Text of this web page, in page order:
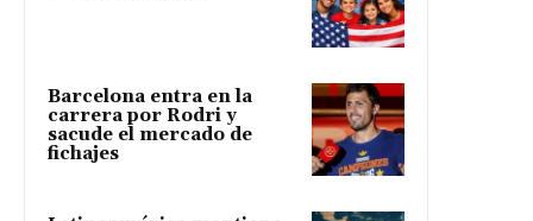
Barcelona entra en la
carrera por Rodri y
sacude el mercado de
fichajes